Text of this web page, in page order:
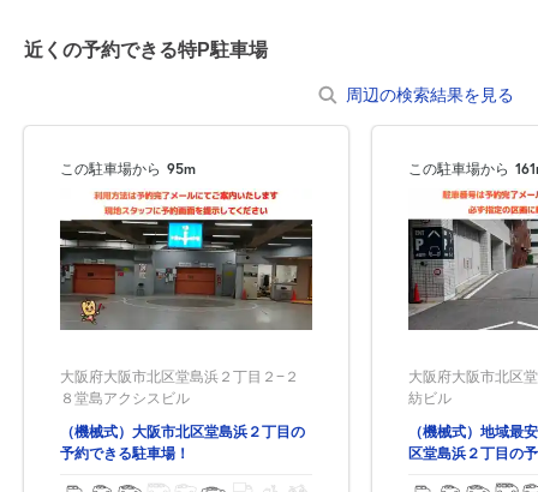
近くの予約できる特P駐車場
周辺の検索結果を見る
この駐車場から 95m
大阪府大阪市北区堂島浜２丁目２−２
８堂島アクシスビル
（機械式）大阪市北区堂島浜２丁目の
予約できる駐車場！
この駐車場から
大阪府大阪市北区
紡ビル
（機械式）地域最
区堂島浜２丁目の
で 自宅 を
貸出しませんか